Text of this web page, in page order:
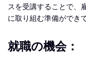
スを受講することで、
に取り組む準備ができ
就職の機会：